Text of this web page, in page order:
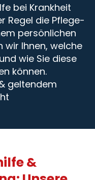
bei Krankheit
Regel die Pflege-
persönlichen
wir Ihnen, welche
wie Sie diese
können.
geltendem
&